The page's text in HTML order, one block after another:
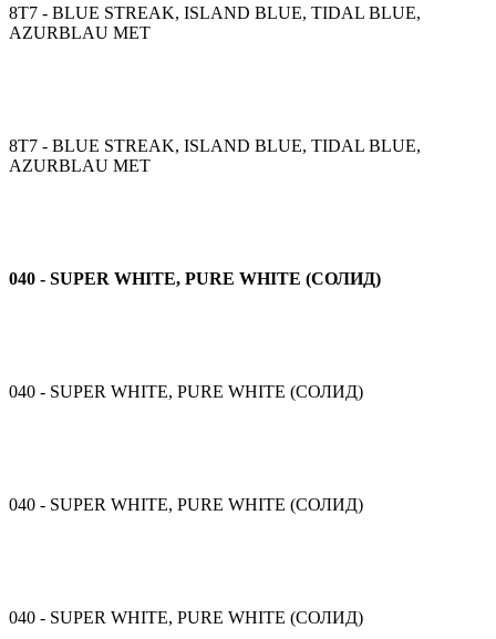
8T7 - BLUE STREAK, ISLAND BLUE, TIDAL BLUE,
AZURBLAU MET
8T7 - BLUE STREAK, ISLAND BLUE, TIDAL BLUE,
AZURBLAU MET
040 - SUPER WHITE, PURE WHITE (СОЛИД)
040 - SUPER WHITE, PURE WHITE (СОЛИД)
040 - SUPER WHITE, PURE WHITE (СОЛИД)
040 - SUPER WHITE, PURE WHITE (СОЛИД)